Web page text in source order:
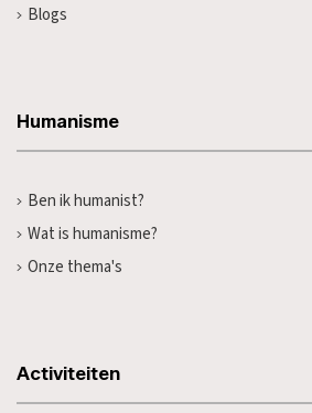
Blogs
Humanisme
Ben ik humanist?
Wat is humanisme?
Onze thema's
Activiteiten